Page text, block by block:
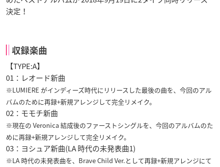
決定！
収録楽曲
【TYPE:A】
01：レオード新曲
※LUMIERE がインディーズ時代にリリースした最後の曲を、今回のアル
バムのために再録+新規アレンジして完全リメイク。
02：モモチ新曲
※現在の Veronica 結成後のファーストシングルを、今回のアルバムのた
めに再録+新規アレンジして完全リメイク。
03：ヨシュア新曲(LA 時代の未発表曲1)
※LA 時代の未発表曲を、Brave Child Ver.として再録+新規アレンジにて